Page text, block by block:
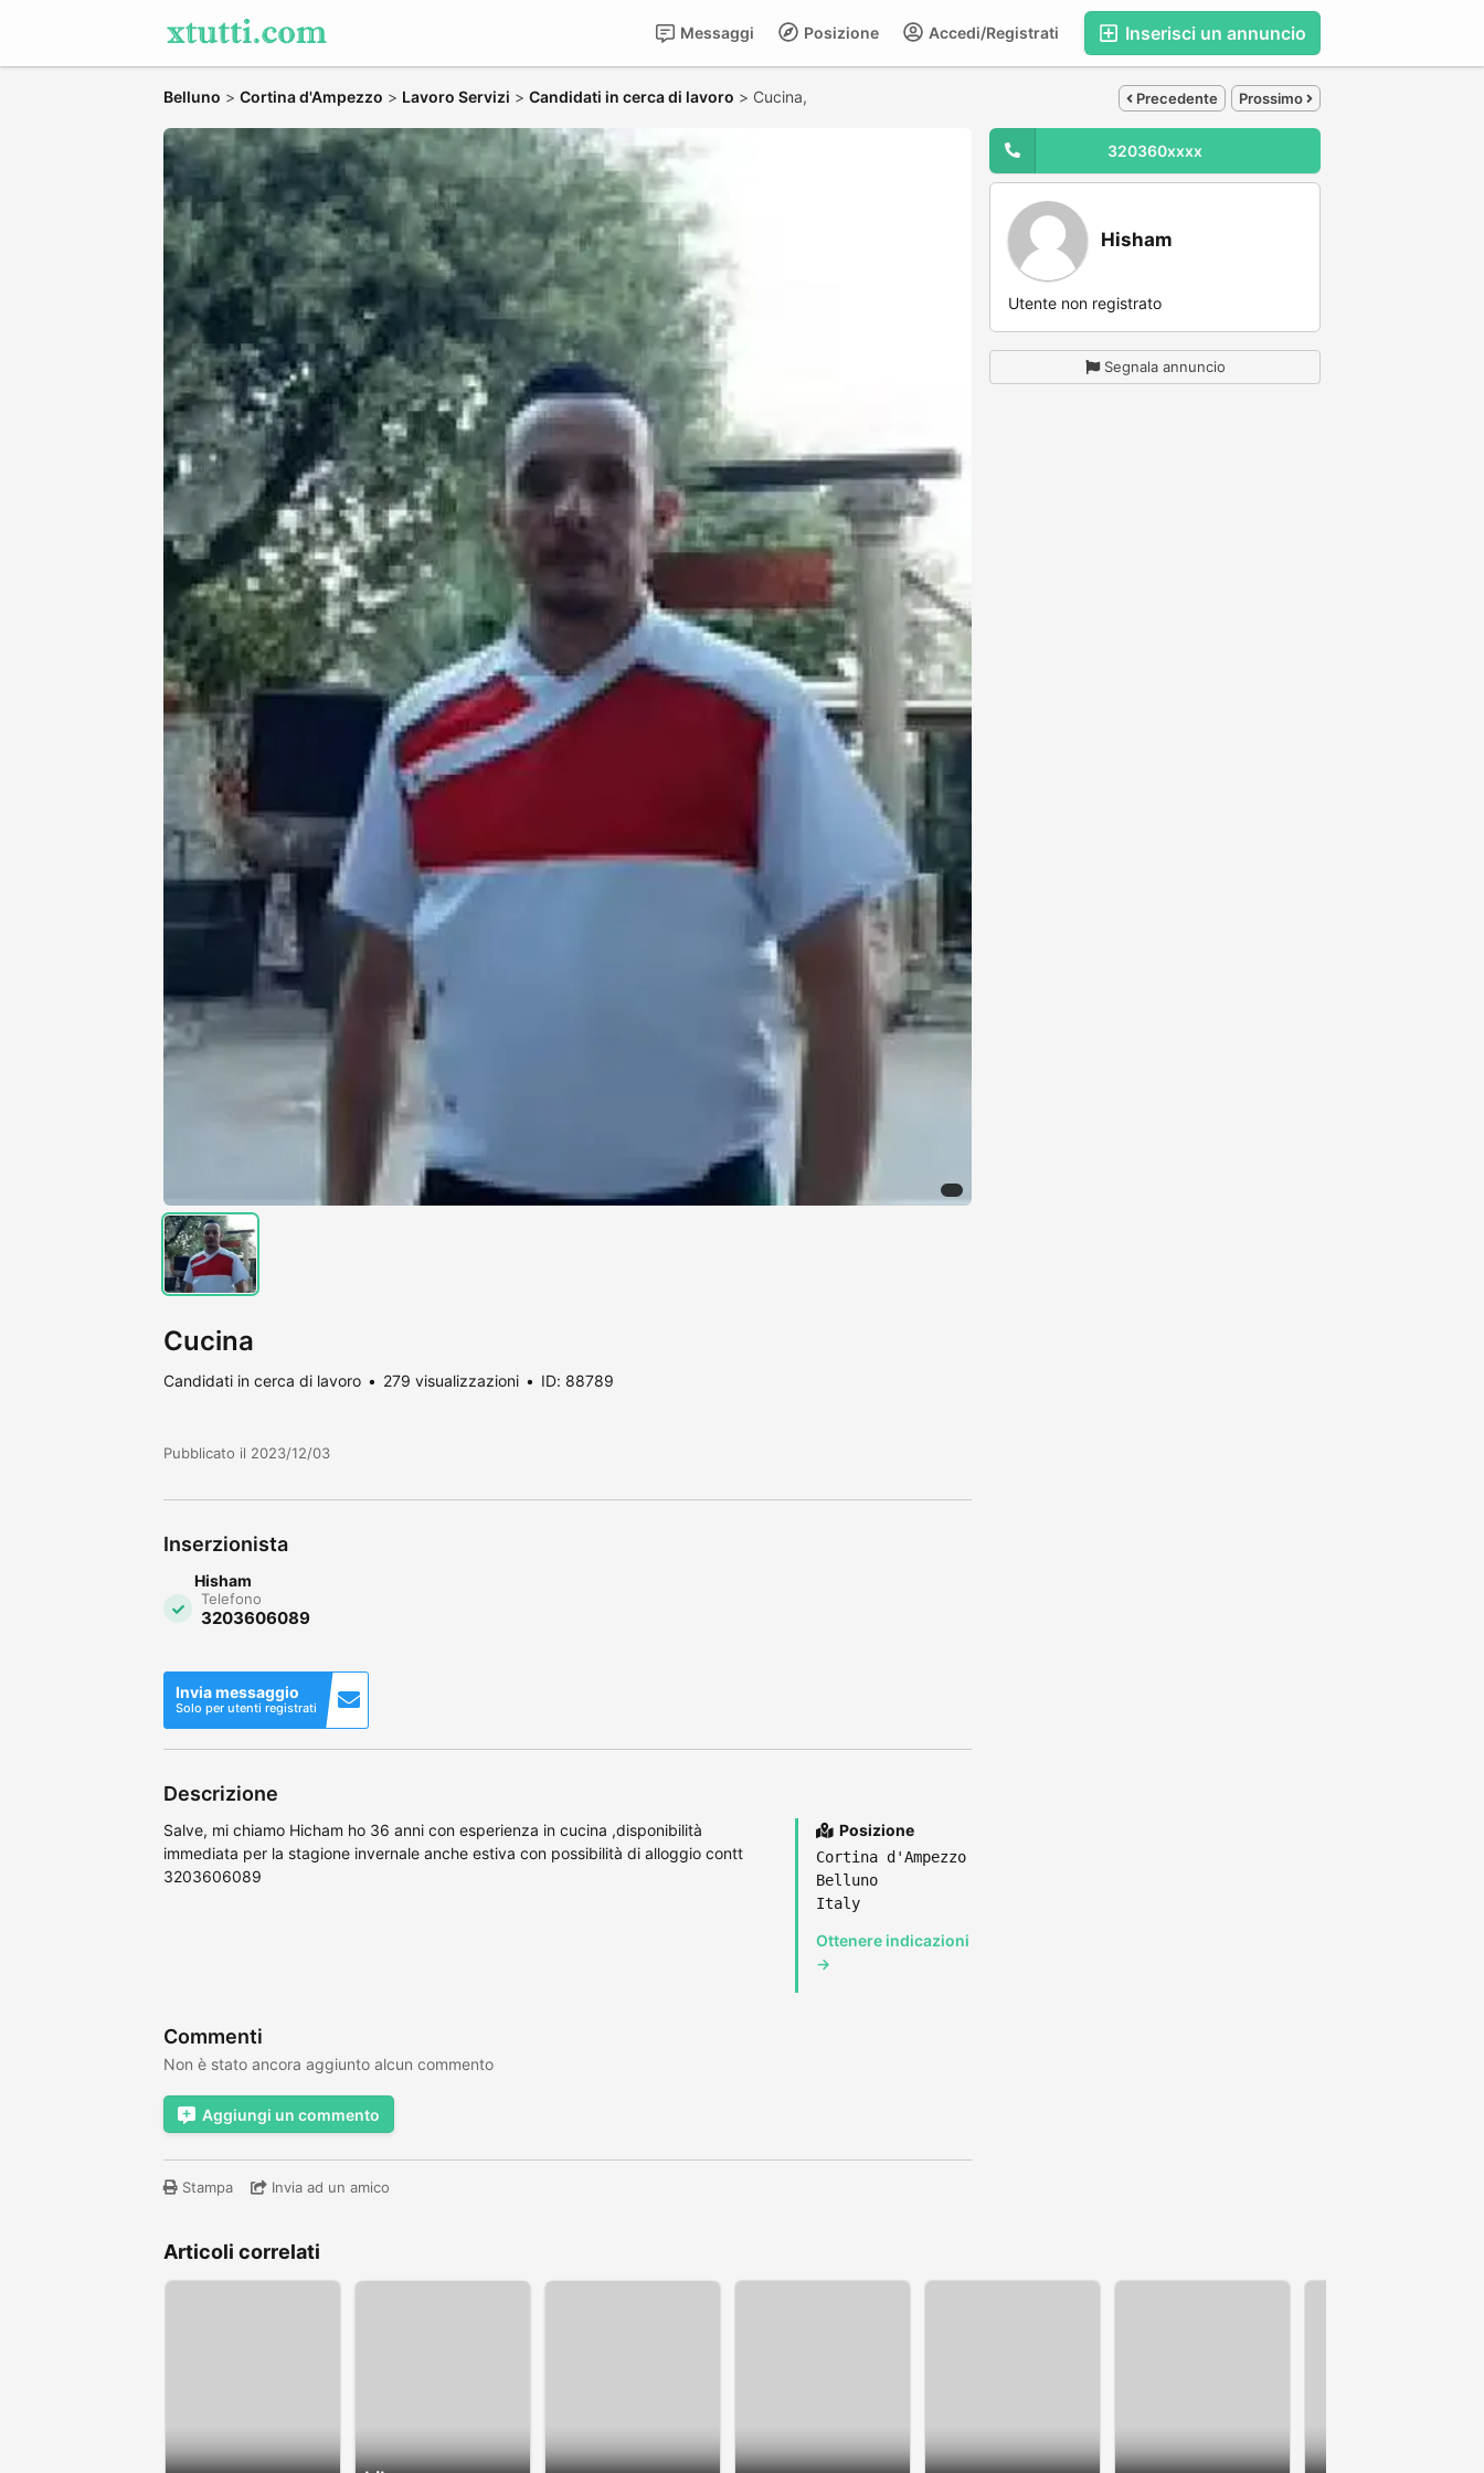
Inserisci un annuncio
Accedi/Registrati
Posizione
Messaggi
Belluno > Cortina d'Ampezzo > Lavoro Servizi > Candidati in cerca di lavoro > Cucina, Precedente Prossimo
Cucina
Candidati in cerca di lavoro 279 visualizzazioni ID: 88789
Pubblicato il 2023/12/03
Inserzionista
Hisham
Telefono
3203606089
Invia messaggio
Solo per utenti registrati
Descrizione
Salve, mi chiamo Hicham ho 36 anni con esperienza in cucina ,disponibilità
immediata per la stagione invernale anche estiva con possibilità di alloggio contt
3203606089
Posizione
Cortina d'Ampezzo
Belluno
Italy
Ottenere indicazioni
→
Commenti
Non è stato ancora aggiunto alcun commento
Aggiungi un commento
Stampa Invia ad un amico
320360xxxx
Hisham
Utente non registrato
Segnala annuncio
Articoli correlati